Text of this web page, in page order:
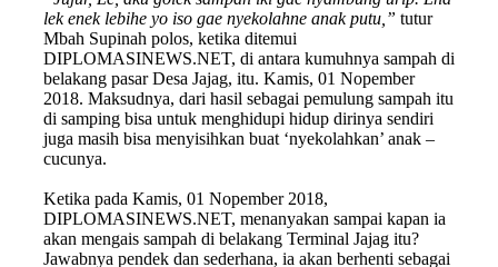
lek enek lebihe yo iso gae nyekolahne anak putu,” tutur
Mbah Supinah polos, ketika ditemui
DIPLOMASINEWS.NET, di antara kumuhnya sampah di
belakang pasar Desa Jajag, itu. Kamis, 01 Nopember
2018. Maksudnya, dari hasil sebagai pemulung sampah itu
di samping bisa untuk menghidupi hidup dirinya sendiri
juga masih bisa menyisihkan buat ‘nyekolahkan’ anak –
cucunya.
Ketika pada Kamis, 01 Nopember 2018,
DIPLOMASINEWS.NET, menanyakan sampai kapan ia
akan mengais sampah di belakang Terminal Jajag itu?
Jawabnya pendek dan sederhana, ia akan berhenti sebagai